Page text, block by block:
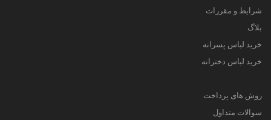
شرایط و مقررات
بلاگ
خرید لباس پسرانه
خرید لباس دخترانه
روش های پرداخت
سوالات متداول